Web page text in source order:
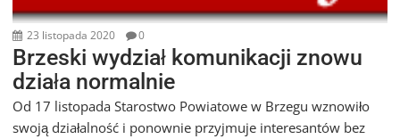
23 listopada 2020 0
Brzeski wydział komunikacji znowu
działa normalnie
Od 17 listopada Starostwo Powiatowe w Brzegu wznowiło
swoją działalność i ponownie przyjmuje interesantów bez